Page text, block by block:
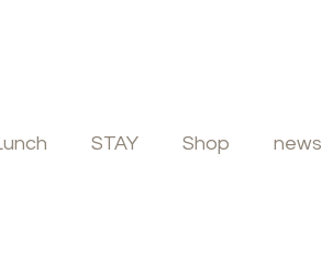
STAY Shop news